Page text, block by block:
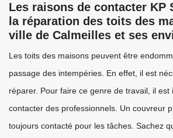
Les raisons de contacter KP
la réparation des toits des
ville de Calmeilles et ses
Les toits des maisons peuvent être
passage des intempéries. En effet, il est
réparer. Pour faire ce genre de travail, il est
contacter des professionnels. Un couvreur
toujours contacté pour les tâches. Sachez